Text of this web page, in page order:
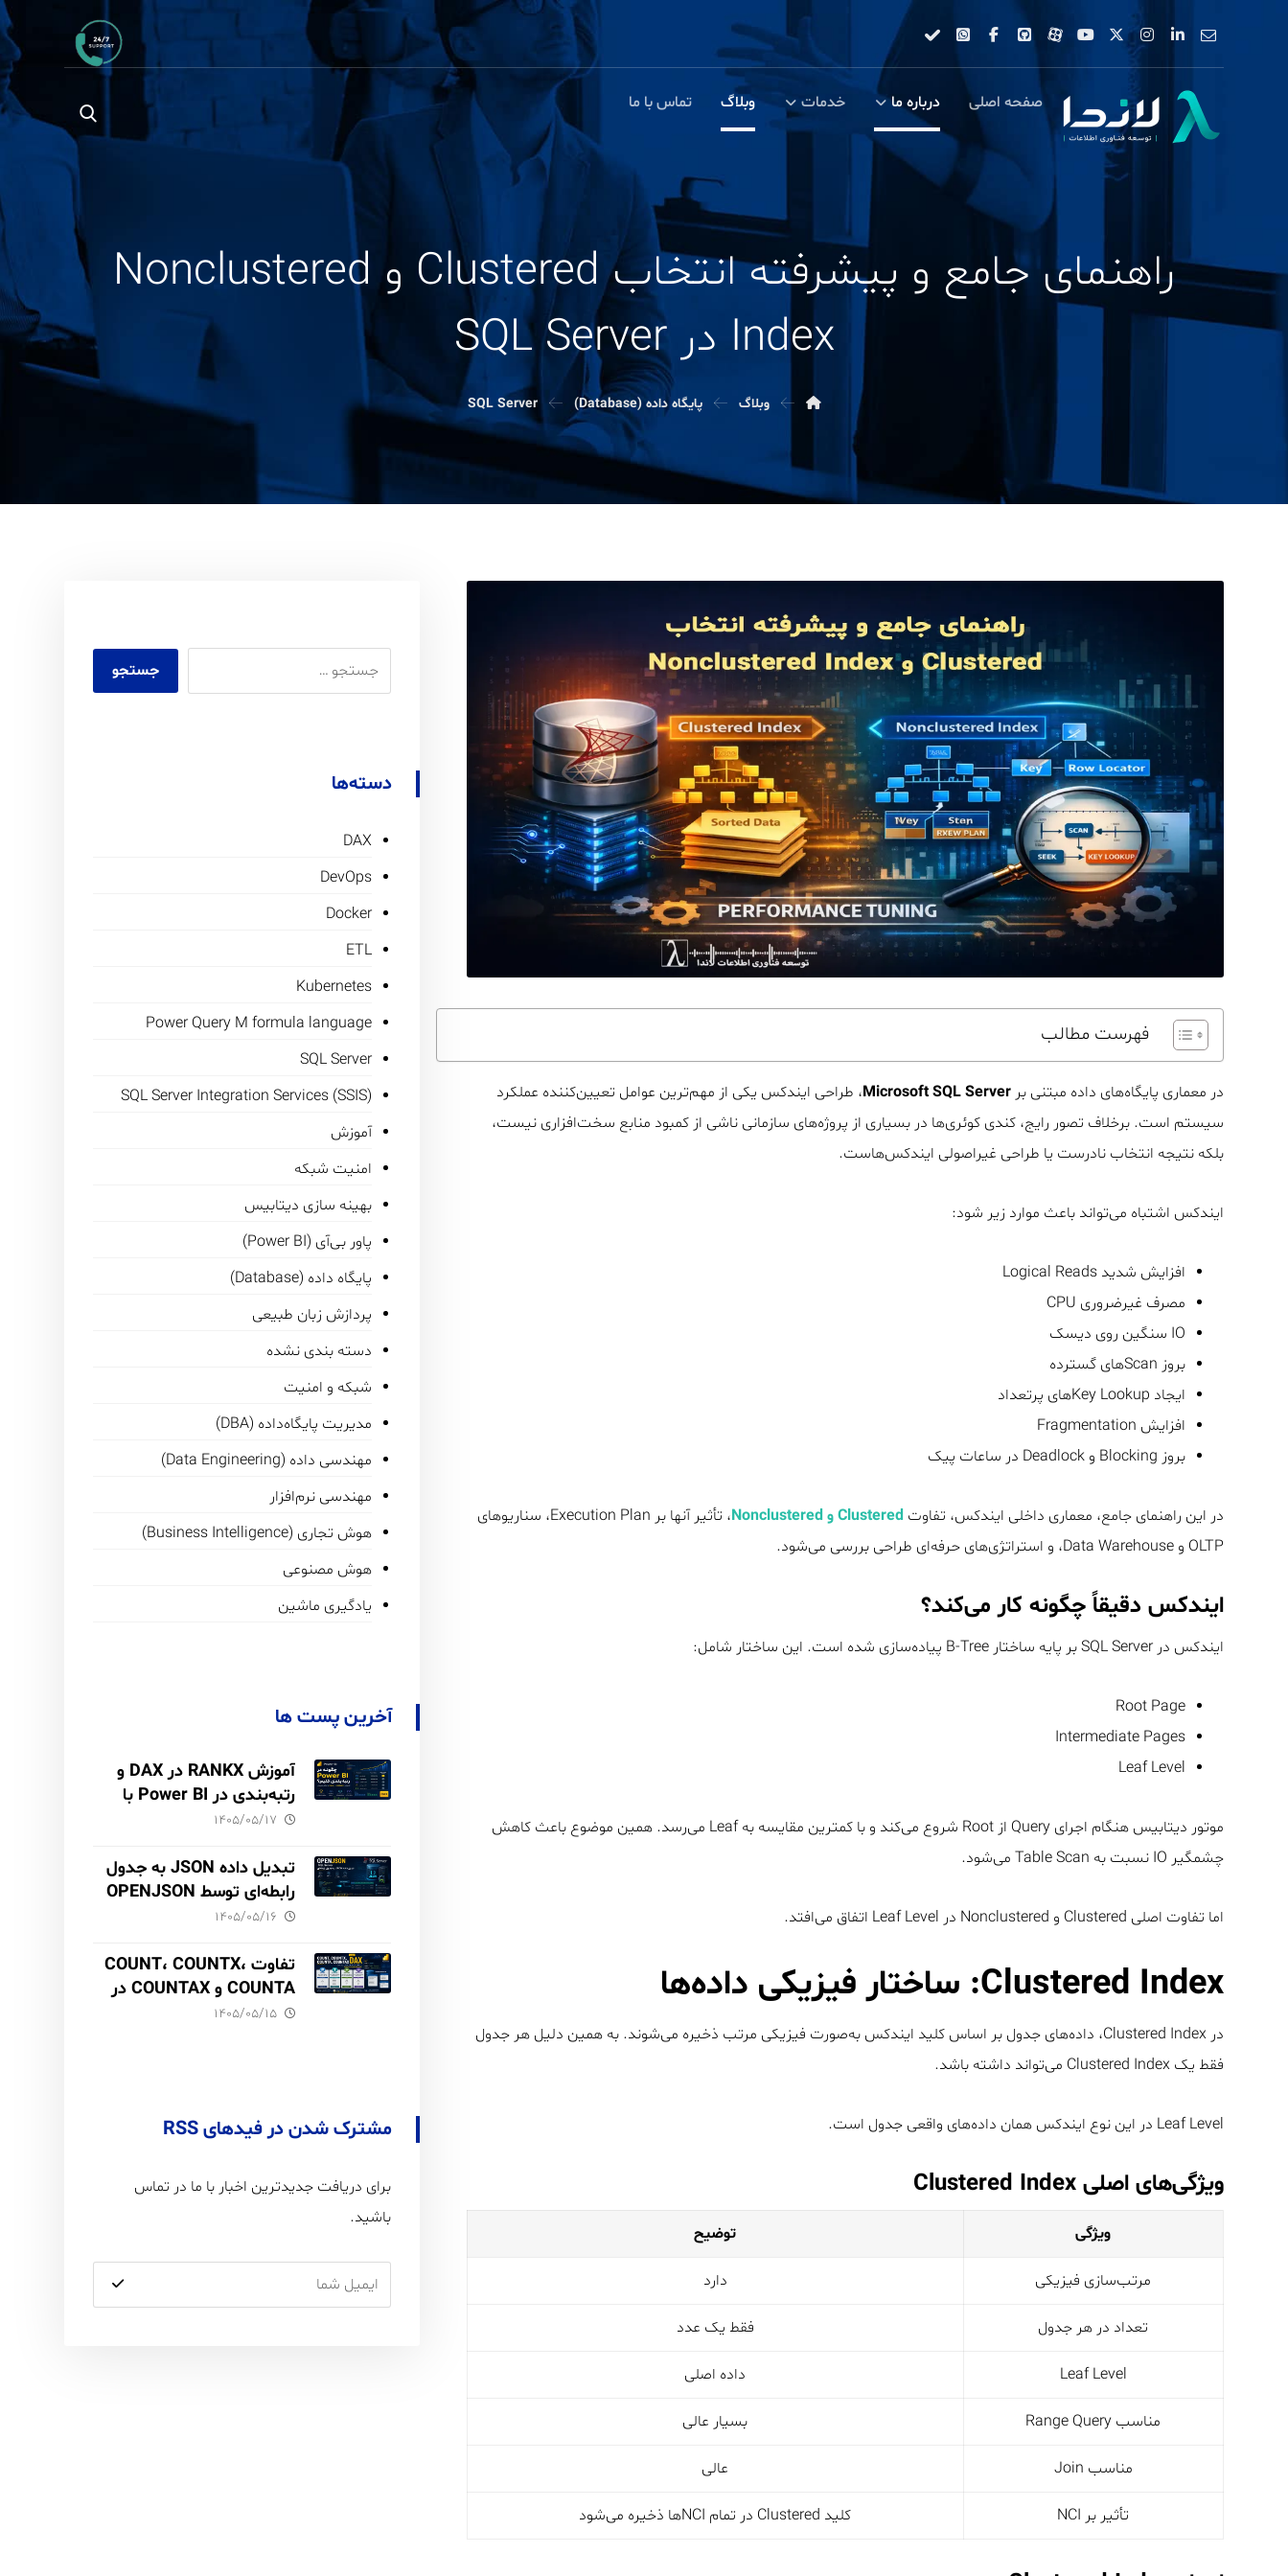
صفحه اصلی درباره ما خدمات وبلاگ تماس با ما
راهنمای جامع و پیشرفته انتخاب Clustered و Nonclustered
Index در SQL Server
وبلاگ پایگاه داده (Database) SQL Server
فهرست مطالب
در معماری پایگاه‌های داده مبتنی برMicrosoft SQL Server، طراحی ایندکس یکی از مهم‌ترین عوامل تعیین‌کننده عملکرد
سیستم است. برخلاف تصور رایج، کندی کوئری‌ها در بسیاری از پروژه‌های سازمانی ناشی از کمبود منابع سخت‌افزاری نیست،
بلکه نتیجه انتخاب نادرست یا طراحی غیراصولی ایندکس‌هاست.
ایندکس اشتباه می‌تواند باعث موارد زیر شود:
افزایش شدید Logical Reads
مصرف غیرضروری CPU
IO سنگین روی دیسک
بروز Scanهای گسترده
ایجاد Key Lookupهای پرتعداد
افزایش Fragmentation
بروز Blocking و Deadlock در ساعات پیک
در این راهنمای جامع، معماری داخلی ایندکس، تفاوتClustered و Nonclustered
، تأثیر آنها بر Execution Plan، سناریوهای
OLTP و Data Warehouse، و استراتژی‌های حرفه‌ای طراحی بررسی می‌شود.
ایندکس دقیقاً چگونه کار می‌کند؟
ایندکس در SQL Server بر پایه ساختار B-Tree پیاده‌سازی شده است. این ساختار شامل:
Root Page
Intermediate Pages
Leaf Level
موتور دیتابیس هنگام اجرای Query از Root شروع می‌کند و با کمترین مقایسه به Leaf می‌رسد. همین موضوع باعث کاهش
چشمگیر IO نسبت به Table Scan می‌شود.
اما تفاوت اصلی Clustered و Nonclustered در Leaf Level اتفاق می‌افتد.
Clustered Index: ساختار فیزیکی داده‌ها
در Clustered Index، داده‌های جدول بر اساس کلید ایندکس به‌صورت فیزیکی مرتب ذخیره می‌شوند. به همین دلیل هر جدول
فقط یک Clustered Index می‌تواند داشته باشد.
Leaf Level در این نوع ایندکس همان داده‌های واقعی جدول است.
ویژگی‌های اصلی Clustered Index
ویژگی توضیح
مرتب‌سازی فیزیکی دارد
تعداد در هر جدول فقط یک عدد
Leaf Level داده اصلی
مناسب Range Query بسیار عالی
مناسب Join عالی
تأثیر بر NCI کلید Clustered در تمام NCIها ذخیره می‌شود
دسته‌ها
DAX
DevOps
Docker
ETL
Kubernetes
Power Query M formula language
SQL Server
SQL Server Integration Services (SSIS)
آموزش
امنیت شبکه
بهینه سازی دیتابیس
پاور بی‌آی (Power BI)
پایگاه داده (Database)
پردازش زبان طبیعی
دسته بندی نشده
شبکه و امنیت
مدیریت پایگاه‌داده (DBA)
مهندسی داده (Data Engineering)
مهندسی نرم‌افزار
هوش تجاری (Business Intelligence)
هوش مصنوعی
یادگیری ماشین
آخرین پست ها
آموزش RANKX در DAX و
رتبه‌بندی در Power BI با
مثال فروش
۱۴۰۵/۰۵/۱۷
تبدیل داده JSON به جدول
رابطه‌ای توسط OPENJSON
در SQL Server۱۴۰۵/۰۵/۱۶
تفاوت COUNT، COUNTX،
COUNTA و COUNTAX در
DAX۱۴۰۵/۰۵/۱۵
مشترک شدن در فیدهای RSS
برای دریافت جدیدترین اخبار با ما در تماس
باشید.